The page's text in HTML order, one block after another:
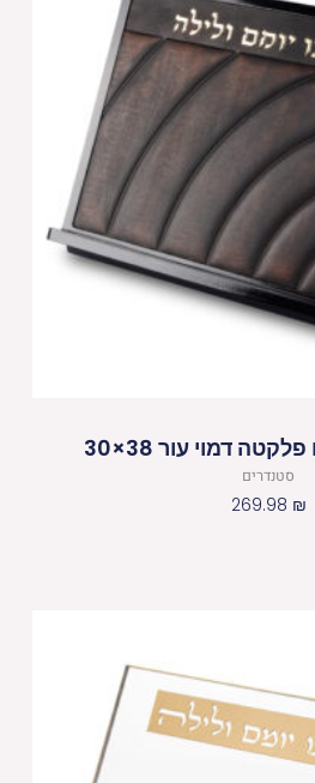
דמוי עור 38×30
סטנדרים
269.98 ₪